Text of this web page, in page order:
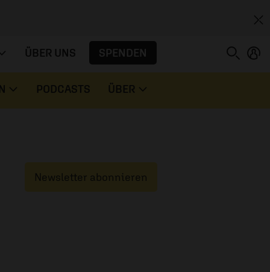
ÜBER UNS SPENDEN
PODCASTS ÜBER
Newsletter abonnieren